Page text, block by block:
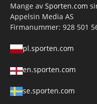
Mange av Sporten.com
Appelsin Media AS
Firmanummer: 928 501
pl.sporten.com
en.sporten.com
se.sporten.com